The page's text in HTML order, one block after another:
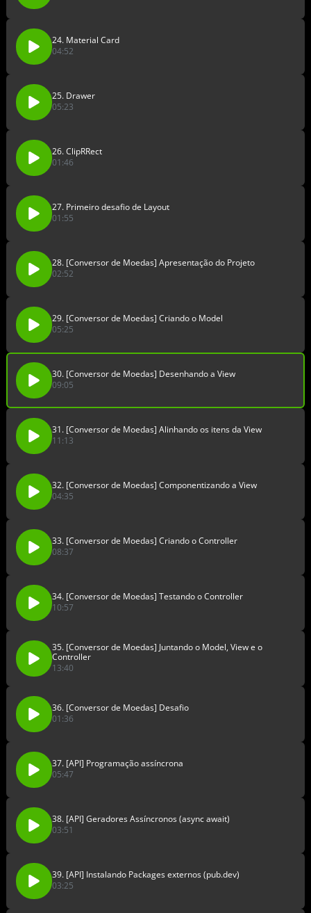
24. Material Card
04:52
25. Drawer
05:23
26. ClipRRect
01:46
27. Primeiro desafio de Layout
01:55
28. [Conversor de Moedas] Apresentação do Projeto
02:52
29. [Conversor de Moedas] Criando o Model
05:25
30. [Conversor de Moedas] Desenhando a View
09:05
31. [Conversor de Moedas] Alinhando os itens da View
11:13
32. [Conversor de Moedas] Componentizando a View
04:35
33. [Conversor de Moedas] Criando o Controller
08:37
34. [Conversor de Moedas] Testando o Controller
10:57
35. [Conversor de Moedas] Juntando o Model, View e o
Controller
13:40
36. [Conversor de Moedas] Desafio
01:36
37. [API] Programação assíncrona
05:47
38. [API] Geradores Assíncronos (async await)
03:51
39. [API] Instalando Packages externos (pub.dev)
03:25